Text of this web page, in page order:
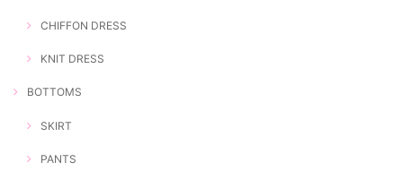
CHIFFON DRESS
KNIT DRESS
BOTTOMS
SKIRT
PANTS